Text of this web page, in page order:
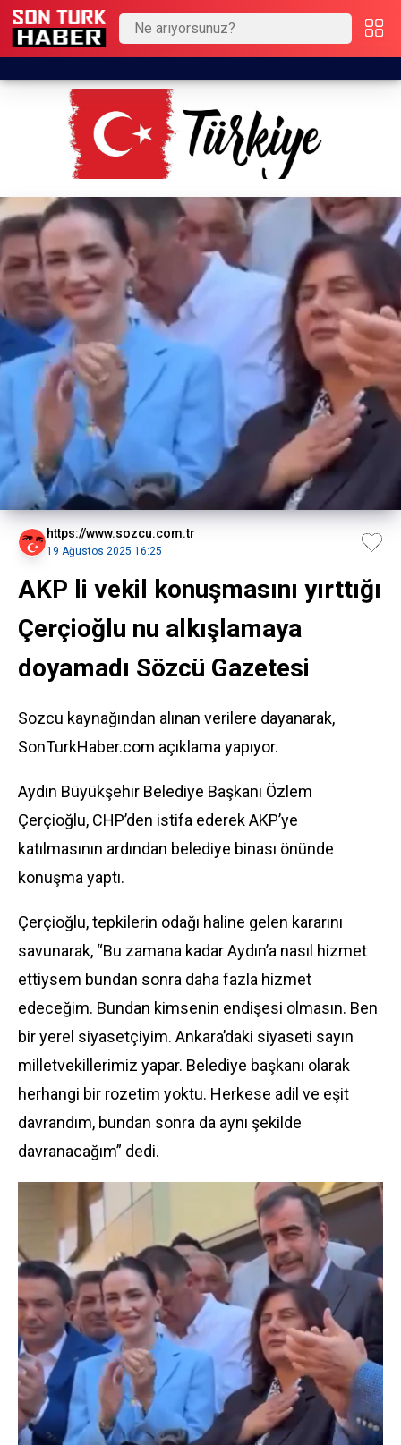
https://www.sozcu.com.tr
19 Ağustos 2025 16:25
AKP li vekil konuşmasını yırttığı
Çerçioğlu nu alkışlamaya
doyamadı Sözcü Gazetesi
Sozcu kaynağından alınan verilere dayanarak,
SonTurkHaber.com açıklama yapıyor.
Aydın Büyükşehir Belediye Başkanı Özlem
Çerçioğlu, CHP’den istifa ederek AKP’ye
katılmasının ardından belediye binası önünde
konuşma yaptı.
Çerçioğlu, tepkilerin odağı haline gelen kararını
savunarak, “Bu zamana kadar Aydın’a nasıl hizmet
ettiysem bundan sonra daha fazla hizmet
edeceğim. Bundan kimsenin endişesi olmasın. Ben
bir yerel siyasetçiyim. Ankara’daki siyaseti sayın
milletvekillerimiz yapar. Belediye başkanı olarak
herhangi bir rozetim yoktu. Herkese adil ve eşit
davrandım, bundan sonra da aynı şekilde
davranacağım” dedi.